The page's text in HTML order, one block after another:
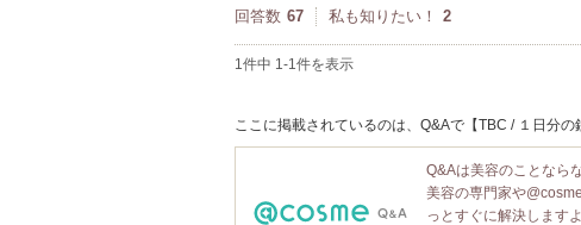
回答数 67 私も知りたい！ 2
1件中 1-1件を表示
ここに掲載されているのは、Q&Aで【TBC / １日分
Q&Aは美容のことなら
美容の専門家や
っとすぐに解決しますよ